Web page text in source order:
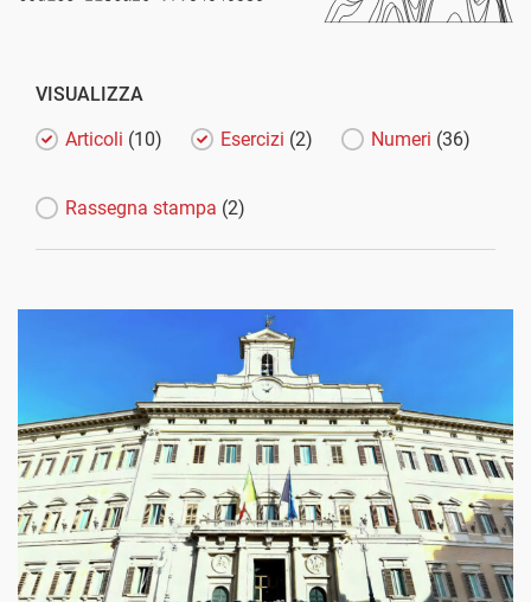
VISUALIZZA
Articoli (10) Esercizi (2) Numeri (36)
Rassegna stampa (2)